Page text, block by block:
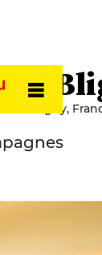
de
Bligny,